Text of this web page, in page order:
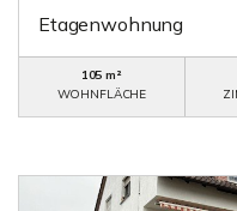
Etagenwohnung
105 m²
WOHNFLÄCHE